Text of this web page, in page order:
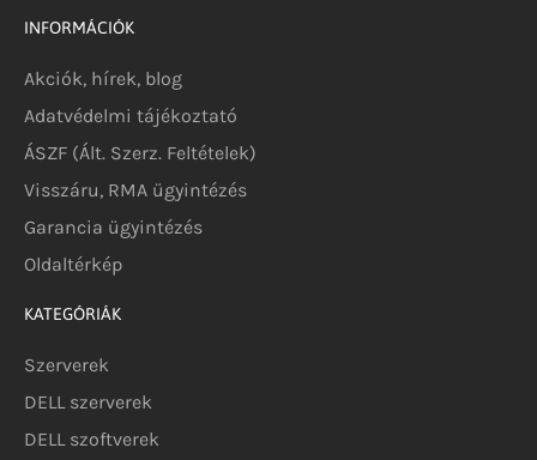
INFORMÁCIÓK
Akciók, hírek, blog
Adatvédelmi tájékoztató
ÁSZF (Ált. Szerz. Feltételek)
Visszáru, RMA ügyintézés
Garancia ügyintézés
Oldaltérkép
KATEGÓRIÁK
Szerverek
DELL szerverek
DELL szoftverek